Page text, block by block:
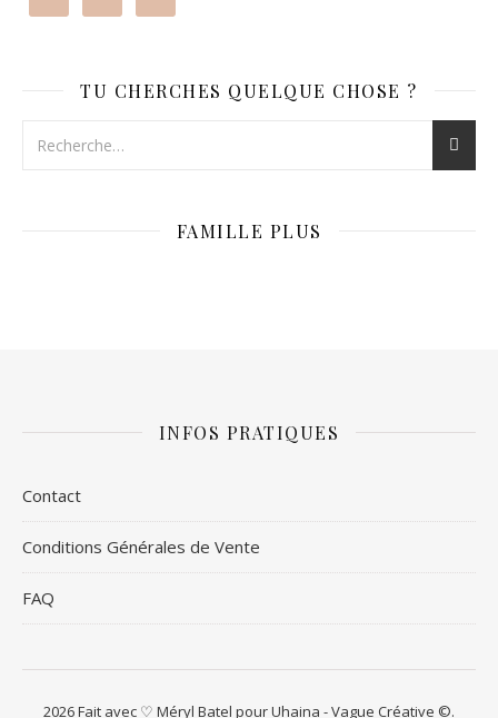
TU CHERCHES QUELQUE CHOSE ?
FAMILLE PLUS
INFOS PRATIQUES
Contact
Conditions Générales de Vente
FAQ
2026 Fait avec ♡ Méryl Batel pour Uhaina - Vague Créative ©.